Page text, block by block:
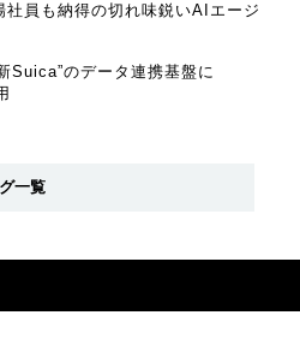
員も納得の切れ味鋭いAIエージ
Suica”のデータ連携基盤に
一覧